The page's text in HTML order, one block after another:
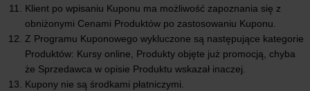
Klient po wpisaniu Kuponu ma możliwość zapoznania się z
obniżonymi Cenami Produktów po zastosowaniu Kuponu.
Z Programu Kuponowego wykluczone są następujące kategorie
Produktów: Kursy online, Produkty objęte już promocją, chyba
że Sprzedawca w opisie Produktu wskazał inaczej.
Kupony nie są środkami płatniczymi.